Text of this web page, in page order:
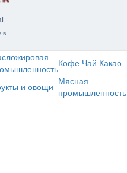
в
Кофе Чай Какао
и овощи Мясная
промышленность